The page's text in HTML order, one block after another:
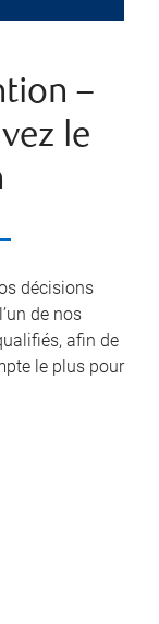
–
le
décisions
de nos
afin de
le plus pour